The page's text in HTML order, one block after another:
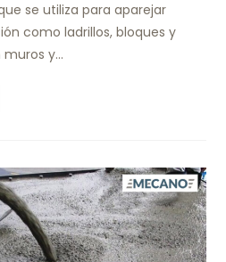
se utiliza para aparejar
como ladrillos, bloques y
muros y…